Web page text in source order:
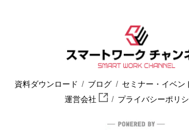
資料ダウンロード ブログ セミナー・イベン
運営会社
プライバシーポリ